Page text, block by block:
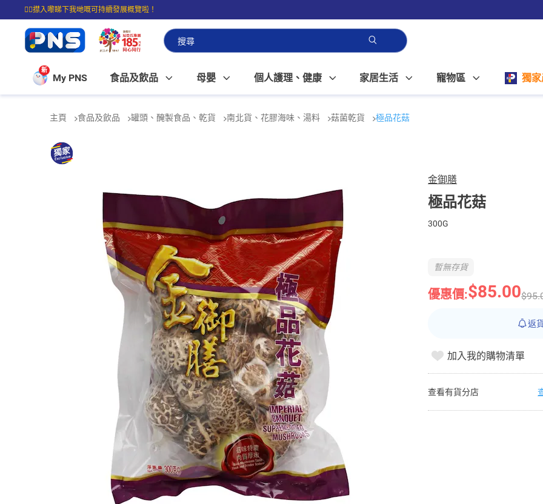
☝🏼㩒入嚟睇下我哋嘅可持續發展概覽啦！
⭐購物滿$399即享免費送貨；滿$100即可免費店取。
新
My PNS 食品及飲品 母嬰 個人護理、健康 家居生活 寵物區 獨
主頁 食品及飲品 罐頭、醃製食品、乾貨 南北貨、花膠海味、湯料 菇菌乾貨 極品花菇
金御膳
極品花菇
300G
優惠價:$85.00
暫無存貨
返
加入我的購物清單
查看有貨分店